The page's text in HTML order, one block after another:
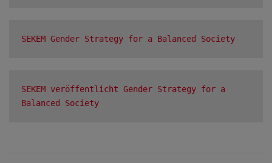
SEKEM Gender Strategy for a Balanced Society
SEKEM veröffentlicht Gender Strategy for a
Balanced Society